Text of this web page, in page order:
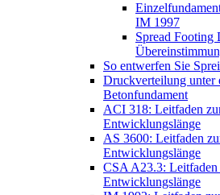
IM 1997
Spread Footing
So entwerfen Sie
Druckverteilung unter
Betonfundament
ACI 318: Leitfaden
Entwicklungslänge
AS 3600: Leitfaden
Entwicklungslänge
CSA A23.3:
Entwicklungslänge